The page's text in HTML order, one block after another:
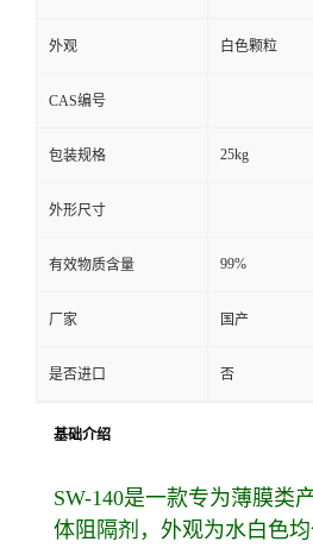
外观 白色颗粒
CAS编号
包装规格 25kg
外形尺寸
有效物质含量 99%
厂家 国产
是否进口 否
基础介绍
SW-140是一款专为薄膜类
体阻隔剂，外观为水白色